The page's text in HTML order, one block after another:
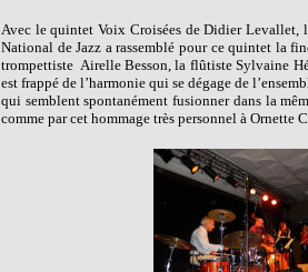
Avec le quintet Voix Croisées de Didier Levallet,
National de Jazz a rassemblé pour ce quintet la
trompettiste Airelle Besson, la flûtiste Sylvaine
est frappé de l’harmonie qui se dégage de
qui semblent spontanément fusionner dans la
comme par cet hommage très personnel à Ornette